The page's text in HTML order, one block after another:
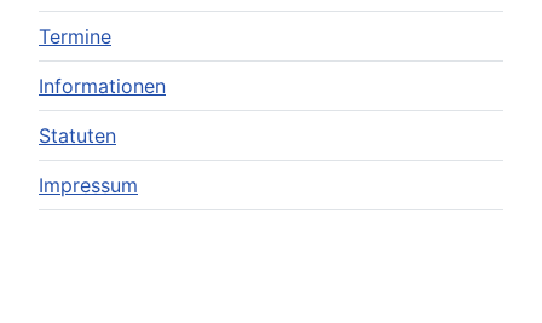
Termine
Informationen
Statuten
Impressum